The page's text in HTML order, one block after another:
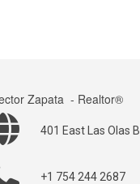
Zapata - Realtor®
401 East Las Olas
+1 754 244 2687